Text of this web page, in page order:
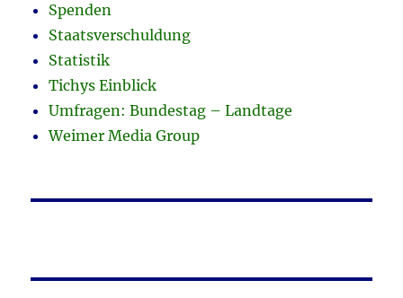
Spenden
Staatsverschuldung
Statistik
Tichys Einblick
Umfragen: Bundestag – Landtage
Weimer Media Group